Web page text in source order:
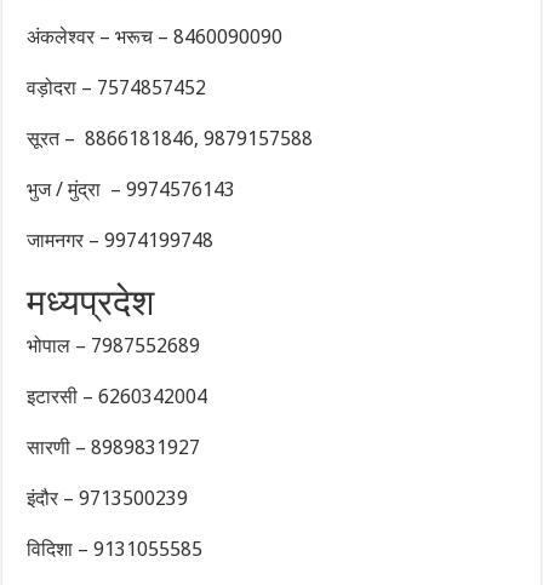
अंकलेश्वर – भरूच – 8460090090
वड़ोदरा – 7574857452
सूरत – 8866181846, 9879157588
भुज / मुंद्रा – 9974576143
जामनगर – 9974199748
मध्यप्रदेश
भोपाल – 7987552689
इटारसी – 6260342004
सारणी – 8989831927
इंदौर – 9713500239
विदिशा – 9131055585